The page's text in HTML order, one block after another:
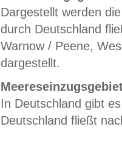
Dargestellt werden
durch Deutschland
Warnow / Peene,
dargestellt.
In Deutschland gibt
Deutschland fließt